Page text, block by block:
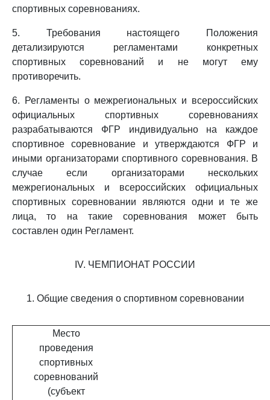
спортивных соревнованиях.
5. Требования настоящего Положения
детализируются регламентами конкретных
спортивных соревнований и не могут ему
противоречить.
6. Регламенты о межрегиональных и всероссийских
официальных спортивных соревнованиях
разрабатываются ФГР индивидуально на каждое
спортивное соревнование и утверждаются ФГР и
иными организаторами спортивного соревнования. В
случае если организаторами нескольких
межрегиональных и всероссийских официальных
спортивных соревновании являются одни и те же
лица, то на такие соревнования может быть
составлен один Регламент.
IV. ЧЕМПИОНАТ РОССИИ
1. Общие сведения о спортивном соревновании
Место
проведения
спортивных
соревнований
(субъект